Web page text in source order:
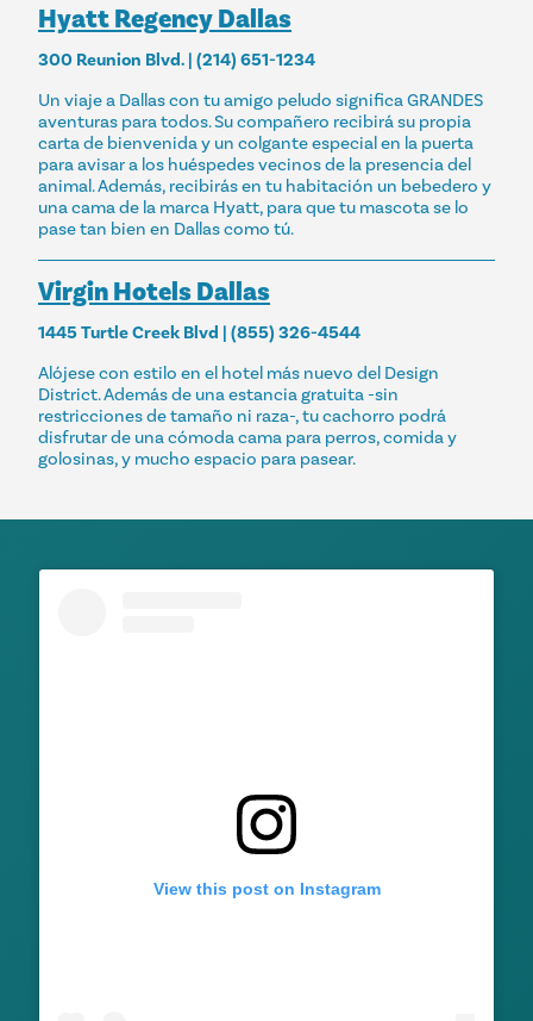
Hyatt Regency Dallas
300 Reunion Blvd. | (214) 651-1234
Un viaje a Dallas con tu amigo peludo significa GRANDES
aventuras para todos. Su compañero recibirá su propia
carta de bienvenida y un colgante especial en la puerta
para avisar a los huéspedes vecinos de la presencia del
animal. Además, recibirás en tu habitación un bebedero y
una cama de la marca Hyatt, para que tu mascota se lo
pase tan bien en Dallas como tú.
Virgin Hotels Dallas
1445 Turtle Creek Blvd | (855) 326-4544
Alójese con estilo en el hotel más nuevo del Design
District. Además de una estancia gratuita -sin
restricciones de tamaño ni raza-, tu cachorro podrá
disfrutar de una cómoda cama para perros, comida y
golosinas, y mucho espacio para pasear.
View this post on Instagram